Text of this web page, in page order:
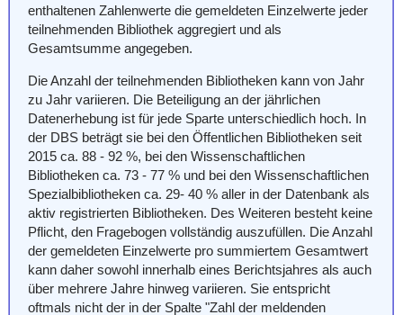
enthaltenen Zahlenwerte die gemeldeten Einzelwerte jeder
teilnehmenden Bibliothek aggregiert und als
Gesamtsumme angegeben.
Die Anzahl der teilnehmenden Bibliotheken kann von Jahr
zu Jahr variieren. Die Beteiligung an der jährlichen
Datenerhebung ist für jede Sparte unterschiedlich hoch. In
der DBS beträgt sie bei den Öffentlichen Bibliotheken seit
2015 ca. 88 - 92 %, bei den Wissenschaftlichen
Bibliotheken ca. 73 - 77 % und bei den Wissenschaftlichen
Spezialbibliotheken ca. 29- 40 % aller in der Datenbank als
aktiv registrierten Bibliotheken. Des Weiteren besteht keine
Pflicht, den Fragebogen vollständig auszufüllen. Die Anzahl
der gemeldeten Einzelwerte pro summiertem Gesamtwert
kann daher sowohl innerhalb eines Berichtsjahres als auch
über mehrere Jahre hinweg variieren. Sie entspricht
oftmals nicht der in der Spalte "Zahl der meldenden